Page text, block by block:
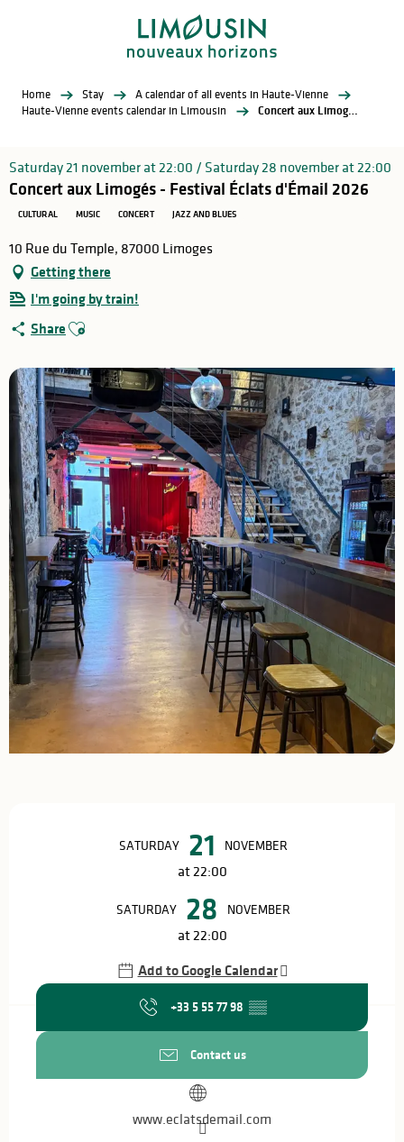
Home Stay
A calendar of all events in Haute-Vienne
Haute-Vienne events calendar in Limousin
Concert aux Limogés - Festival Éclats d'Émail 2026
Saturday 21 november at 22:00 / Saturday 28 november at 22:00
Concert aux Limogés - Festival Éclats d'Émail 2026
CULTURAL MUSIC CONCERT JAZZ AND BLUES
10 Rue du Temple, 87000 Limoges
Getting there
I'm going by train!
Share Ajouter aux favoris
SATURDAY 21 NOVEMBER
at 22:00
SATURDAY 28 NOVEMBER
at 22:00
Add to Google Calendar
+33 5 55 77 98 ▒▒
Contact us
www.eclatsdemail.com